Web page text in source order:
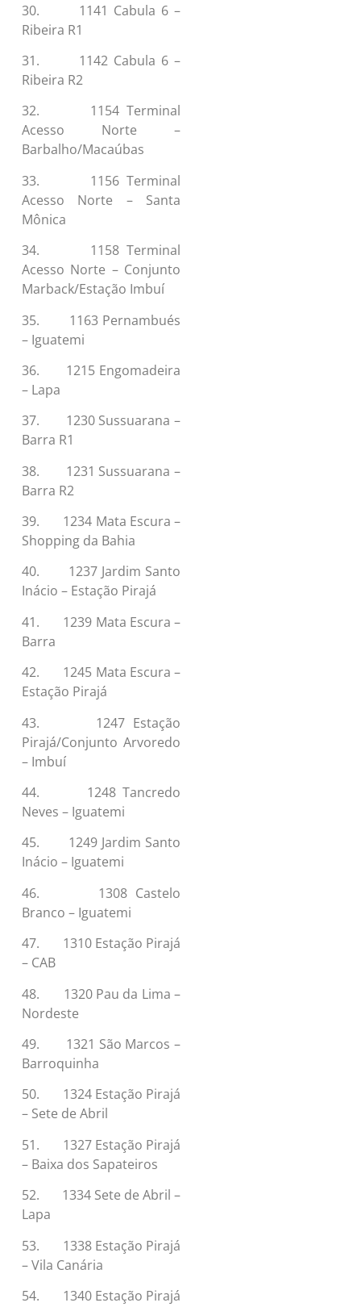
30. 1141 Cabula 6 –
Ribeira R1
31. 1142 Cabula 6 –
Ribeira R2
32. 1154 Terminal
Acesso Norte –
Barbalho/Macaúbas
33. 1156 Terminal
Acesso Norte – Santa
Mônica
34. 1158 Terminal
Acesso Norte – Conjunto
Marback/Estação Imbuí
35. 1163 Pernambués
– Iguatemi
36. 1215 Engomadeira
– Lapa
37. 1230 Sussuarana –
Barra R1
38. 1231 Sussuarana –
Barra R2
39. 1234 Mata Escura –
Shopping da Bahia
40. 1237 Jardim Santo
Inácio – Estação Pirajá
41. 1239 Mata Escura –
Barra
42. 1245 Mata Escura –
Estação Pirajá
43. 1247 Estação
Pirajá/Conjunto Arvoredo
– Imbuí
44. 1248 Tancredo
Neves – Iguatemi
45. 1249 Jardim Santo
Inácio – Iguatemi
46. 1308 Castelo
Branco – Iguatemi
47. 1310 Estação Pirajá
– CAB
48. 1320 Pau da Lima –
Nordeste
49. 1321 São Marcos –
Barroquinha
50. 1324 Estação Pirajá
– Sete de Abril
51. 1327 Estação Pirajá
– Baixa dos Sapateiros
52. 1334 Sete de Abril –
Lapa
53. 1338 Estação Pirajá
– Vila Canária
54. 1340 Estação Pirajá